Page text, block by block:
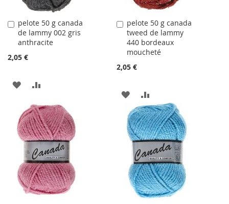
pelote 50 g canada
de lammy 002 gris
anthracite
2,05 €
Ajouter
au
panier
AJOUTER
LA
LISTE
D'ACHATS
COMPARATEUR
pelote 50 g canada
tweed de lammy
440 bordeaux
moucheté
2,05 €
Ajouter
au
panier
AJOUTER
À
LA
LISTE
D'ACHATS
AU
COMPARATEUR